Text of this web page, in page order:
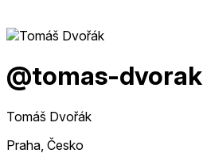
@tomas-dvorak
Tomáš Dvořák
Praha, Česko